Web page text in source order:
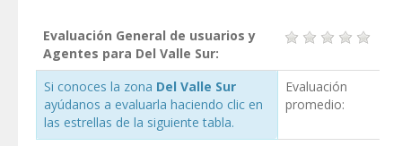
Evaluación General de usuarios y
Agentes para Del Valle Sur:
Si conoces la zona Del Valle Sur
ayúdanos a evaluarla haciendo clic en
las estrellas de la siguiente tabla.
Evaluación
promedio: